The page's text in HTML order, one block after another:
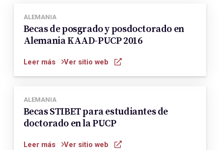
ALEMANIA
Becas de posgrado y posdoctorado en
Alemania KAAD-PUCP 2016
Leer más Ver sitio web
ALEMANIA
Becas STIBET para estudiantes de
doctorado en la PUCP
Leer más Ver sitio web